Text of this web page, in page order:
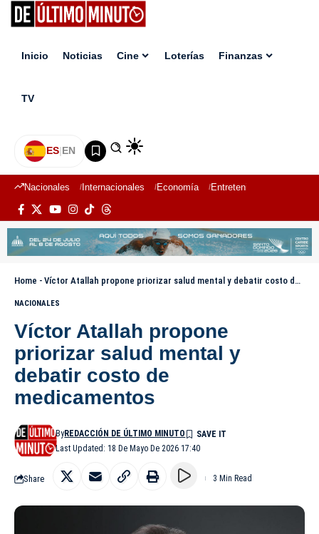
Inicio Noticias Cine Loterías Finanzas
TV
ES|EN
Nacionales Internacionales Economía Entretenimiento
Home - Víctor Atallah propone priorizar salud mental y debatir costo de medicamentos
NACIONALES
Víctor Atallah propone
priorizar salud mental y
debatir costo de
medicamentos
Last Updated: 18 De Mayo De 2026 17:40
ByREDACCIÓN DE ÚLTIMO MINUTO
Share 3 Min Read